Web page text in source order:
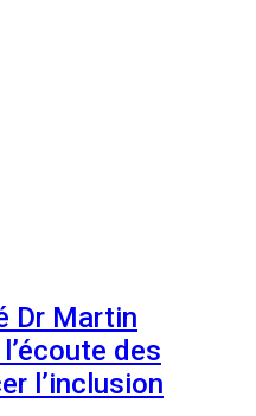
Dr Martin
des
l’inclusion